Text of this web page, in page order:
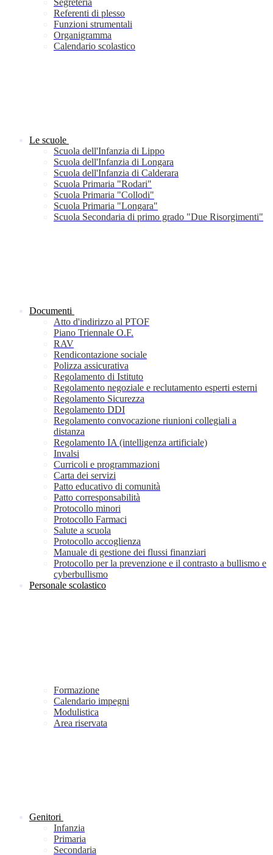
Segreteria
Referenti di plesso
Funzioni strumentali
Organigramma
Calendario scolastico
Le scuole
Scuola dell'Infanzia di Lippo
Scuola dell'Infanzia di Longara
Scuola dell'Infanzia di Calderara
Scuola Primaria "Rodari"
Scuola Primaria "Collodi"
Scuola Primaria "Longara"
Scuola Secondaria di primo grado "Due Risorgimenti"
Documenti
Atto d'indirizzo al PTOF
Piano Triennale O.F.
RAV
Rendicontazione sociale
Polizza assicurativa
Regolamento di Istituto
Regolamento negoziale e reclutamento esperti esterni
Regolamento Sicurezza
Regolamento DDI
Regolamento convocazione riunioni collegiali a
distanza
Regolamento IA (intelligenza artificiale)
Invalsi
Curricoli e programmazioni
Carta dei servizi
Patto educativo di comunità
Patto corresponsabilità
Protocollo minori
Protocollo Farmaci
Salute a scuola
Protocollo accoglienza
Manuale di gestione dei flussi finanziari
Protocollo per la prevenzione e il contrasto a bullismo e
cyberbullismo
Personale scolastico
Formazione
Calendario impegni
Modulistica
Area riservata
Genitori
Infanzia
Primaria
Secondaria